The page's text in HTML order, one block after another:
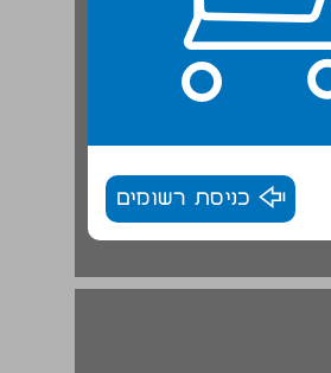
כניסת רשומים